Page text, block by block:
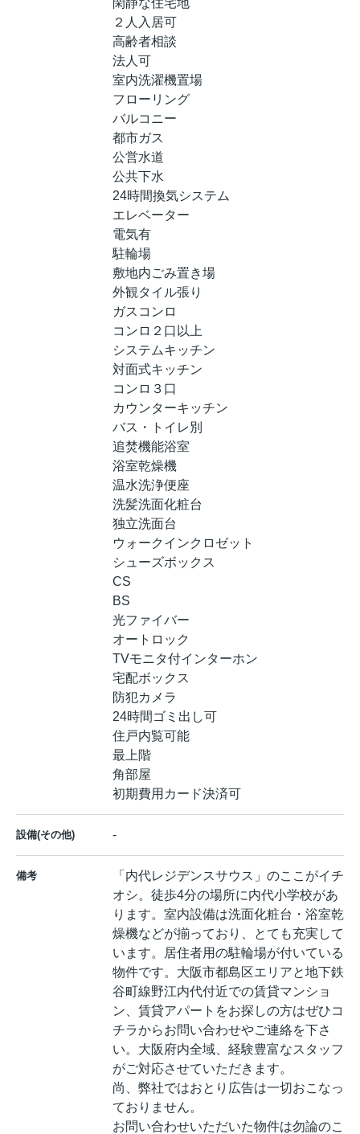
２人入居可
高齢者相談
法人可
室内洗濯機置場
フローリング
バルコニー
都市ガス
公営水道
公共下水
24時間換気システム
エレベーター
電気有
駐輪場
敷地内ごみ置き場
外観タイル張り
ガスコンロ
コンロ２口以上
システムキッチン
対面式キッチン
コンロ３口
カウンターキッチン
バス・トイレ別
追焚機能浴室
浴室乾燥機
温水洗浄便座
洗髪洗面化粧台
独立洗面台
ウォークインクロゼット
シューズボックス
CS
BS
光ファイバー
オートロック
TVモニタ付インターホン
宅配ボックス
防犯カメラ
24時間ゴミ出し可
住戸内覧可能
最上階
角部屋
初期費用カード決済可
設備(その他) -
備考
「内代レジデンスサウス」のここがイチ
オシ。徒歩4分の場所に内代小学校があ
ります。室内設備は洗面化粧台・浴室乾
燥機などが揃っており、とても充実して
います。居住者用の駐輪場が付いている
物件です。大阪市都島区エリアと地下鉄
谷町線野江内代付近での賃貸マンショ
ン、賃貸アパートをお探しの方はぜひコ
チラからお問い合わせやご連絡を下さ
い。大阪府内全域、経験豊富なスタッフ
がご対応させていただきます。
尚、弊社ではおとり広告は一切おこなっ
ておりません。
お問い合わせいただいた物件は勿論のこ